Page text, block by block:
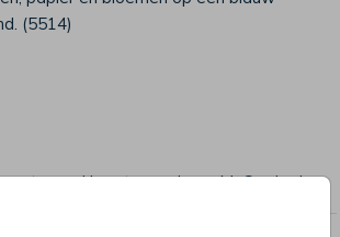
(5514)
getrouwd kaarten maken - MyCards.nl